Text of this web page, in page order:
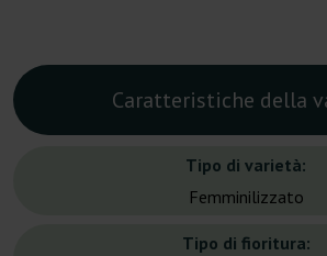
Caratteristiche della
Tipo di varietà:
Femminilizzato
Tipo di fioritura: